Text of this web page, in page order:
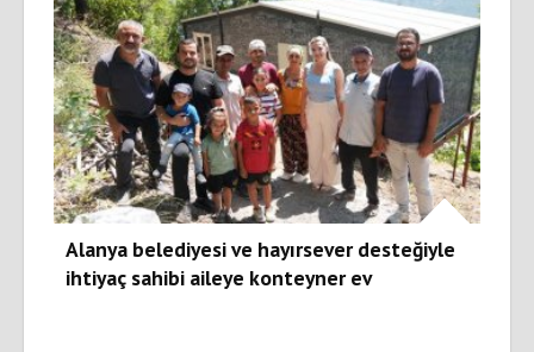
Alanya belediyesi ve hayırsever desteğiyle
ihtiyaç sahibi aileye konteyner ev